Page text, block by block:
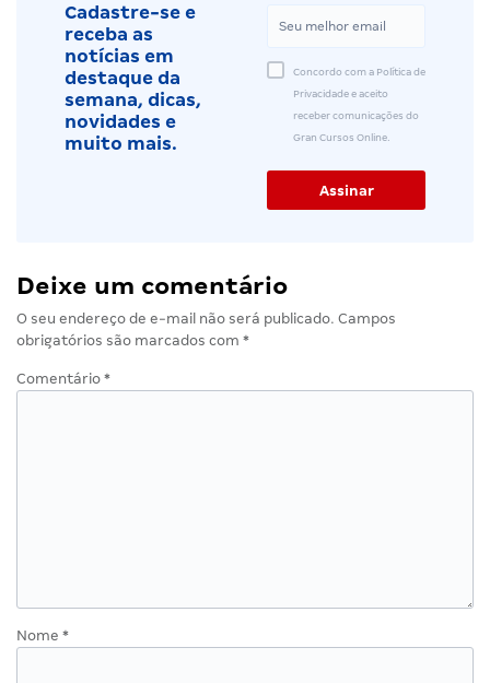
Cadastre-se e
receba as
notícias em
destaque da
semana, dicas,
novidades e
muito mais.
Concordo com a Política de
Privacidade e aceito
receber comunicações do
Gran Cursos Online.
Deixe um comentário
O seu endereço de e-mail não será publicado. Campos
obrigatórios são marcados com *
Comentário *
Nome *